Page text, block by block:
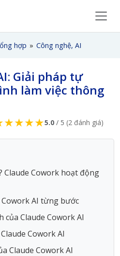
hợp » Công nghệ, AI
Giải pháp tự
làm việc thông
★
★
★
★ 5.0 / 5 (2 đánh giá)
Claude Cowork hoạt động
Cowork AI từng bước
của Claude Cowork AI
Cowork AI
Claude Cowork AI